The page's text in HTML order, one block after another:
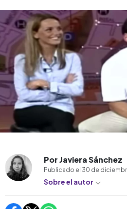
Por Javiera Sánchez
Publicado el 30 de
Sobre el autor